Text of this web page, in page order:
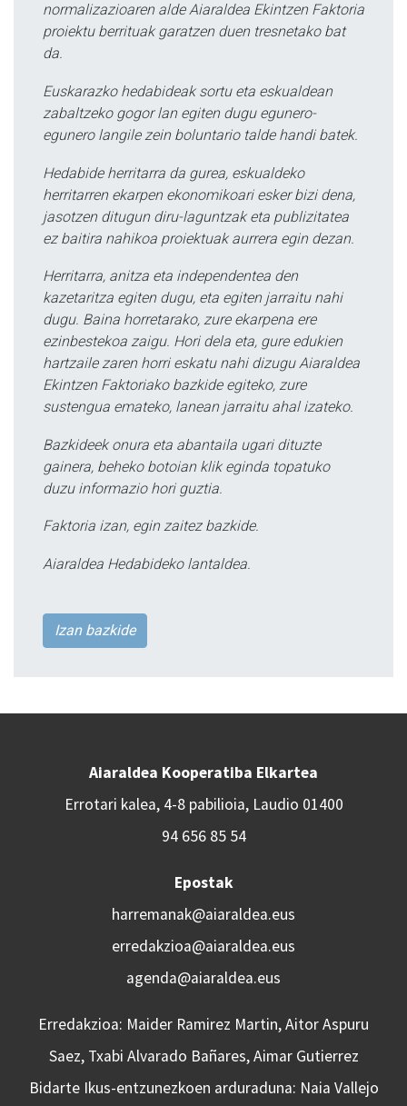
normalizazioaren alde Aiaraldea Ekintzen Faktoria
proiektu berrituak garatzen duen tresnetako bat
da.
Euskarazko hedabideak sortu eta eskualdean
zabaltzeko gogor lan egiten dugu egunero-
egunero langile zein boluntario talde handi batek.
Hedabide herritarra da gurea, eskualdeko
herritarren ekarpen ekonomikoari esker bizi dena,
jasotzen ditugun diru-laguntzak eta publizitatea
ez baitira nahikoa proiektuak aurrera egin dezan.
Herritarra, anitza eta independentea den
kazetaritza egiten dugu, eta egiten jarraitu nahi
dugu. Baina horretarako, zure ekarpena ere
ezinbestekoa zaigu. Hori dela eta, gure edukien
hartzaile zaren horri eskatu nahi dizugu Aiaraldea
Ekintzen Faktoriako bazkide egiteko, zure
sustengua emateko, lanean jarraitu ahal izateko.
Bazkideek onura eta abantaila ugari dituzte
gainera, beheko botoian klik eginda topatuko
duzu informazio hori guztia.
Faktoria izan, egin zaitez bazkide.
Aiaraldea Hedabideko lantaldea.
Izan bazkide
Aiaraldea Kooperatiba Elkartea
Errotari kalea, 4-8 pabilioia, Laudio 01400
94 656 85 54
Epostak
harremanak@aiaraldea.eus
erredakzioa@aiaraldea.eus
agenda@aiaraldea.eus
Erredakzioa: Maider Ramirez Martin, Aitor Aspuru
Saez, Txabi Alvarado Bañares, Aimar Gutierrez
Bidarte Ikus-entzunezkoen arduraduna: Naia Vallejo